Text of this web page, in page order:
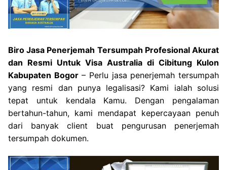
Biro Jasa Penerjemah Tersumpah Profesional Akurat
dan Resmi Untuk Visa Australia di Cibitung Kulon
Kabupaten Bogor– Perlu jasa penerjemah tersumpah
yang resmi dan punya legalisasi? Kami ialah solusi
tepat untuk kendala Kamu. Dengan pengalaman
bertahun-tahun, kami mendapat kepercayaan penuh
dari banyak client buat pengurusan penerjemah
tersumpah dokumen.